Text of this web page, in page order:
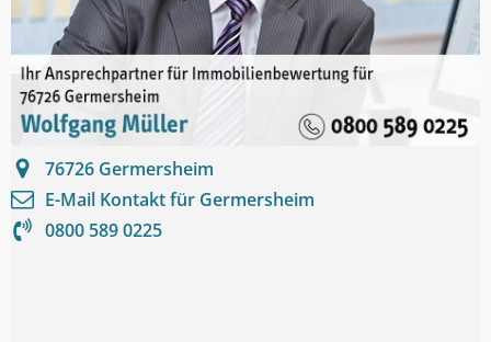
76726 Germersheim
E-Mail Kontakt für Germersheim
0800 589 0225